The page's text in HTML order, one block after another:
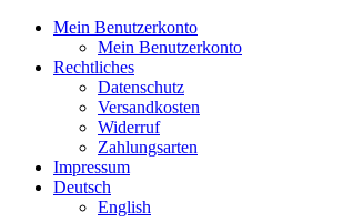
Mein Benutzerkonto
Mein Benutzerkonto
Rechtliches
Datenschutz
Versandkosten
Widerruf
Zahlungsarten
Impressum
Deutsch
English